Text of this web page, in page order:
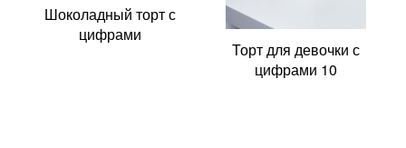
Шоколадный торт с
цифрами
Торт для девочки с
цифрами 10